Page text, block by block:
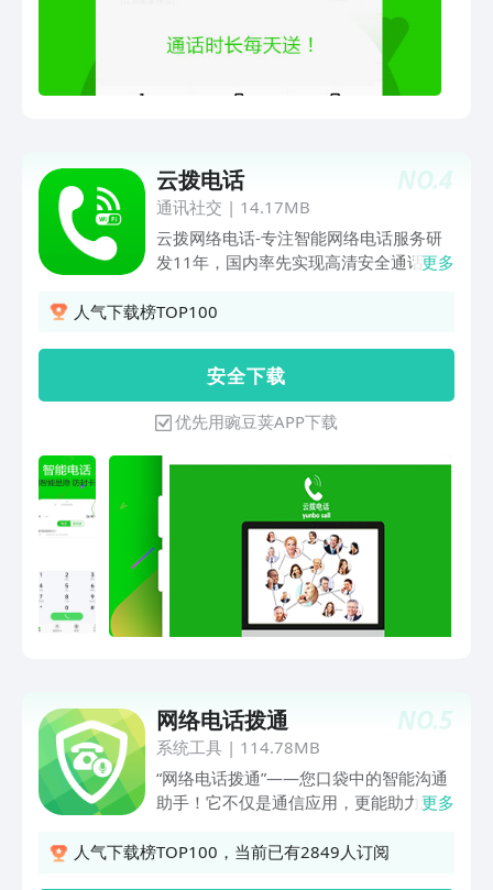
通话记录，拨打电话无痕迹~➏—客服
MM遇到任何问题，随时联系客服MM，
为您提供贴心的服务。北瓜电话-免费电
NO.4
云拨电话
通讯社交 | 14.17MB
云拨网络电话-专注智能网络电话服务研
发11年，国内率先实现高清安全通话，
是一款高安全性、防骚扰、防拦截、防标
得全球1.3亿用户的一致好评！软件特
点：【智能多号】号码智能显隐，虚拟号
码呼出，主号隐藏防查找追踪，一卡多
号，保护号码隐私；【高清省钱】电信固
话原声音质，打电话低至4分钱每分钟，
流量0消耗，省钱90%；【加密安全】号
码防标记、突破电话黑名单，通话内容多
层链路加密安全防窃听；【方便快捷】一
拨即通，3G/4G/5G、WIFI都可高清通
话，拨打任意号码对方不需安装；【权威
保障】软件资质齐全，通过互联网安全平
【绿色无忧】超简设计，操作流畅，纯电
话无广告、无通知等通话功能外的信息干
扰；【贴心服务】支持不满意退款，话费
转移，话费延期，解绑换号，客服全天候
网络电话、省钱电话、隐私电话、加密电
话、虚拟号码、虚拟定位，匿名高清电话
更多
人气下载榜TOP100
安 全 下 载
优先用豌豆荚APP下载
NO.5
网络电话拨通
系统工具| 114.78MB
“网络电话拨通”——您口袋中的智能沟通
助手！它不仅是通信应用，更能助力您获
术，无论身处连接Wi-Fi的书房，还是移
更多
人气下载榜TOP100，当前已有2849人订阅